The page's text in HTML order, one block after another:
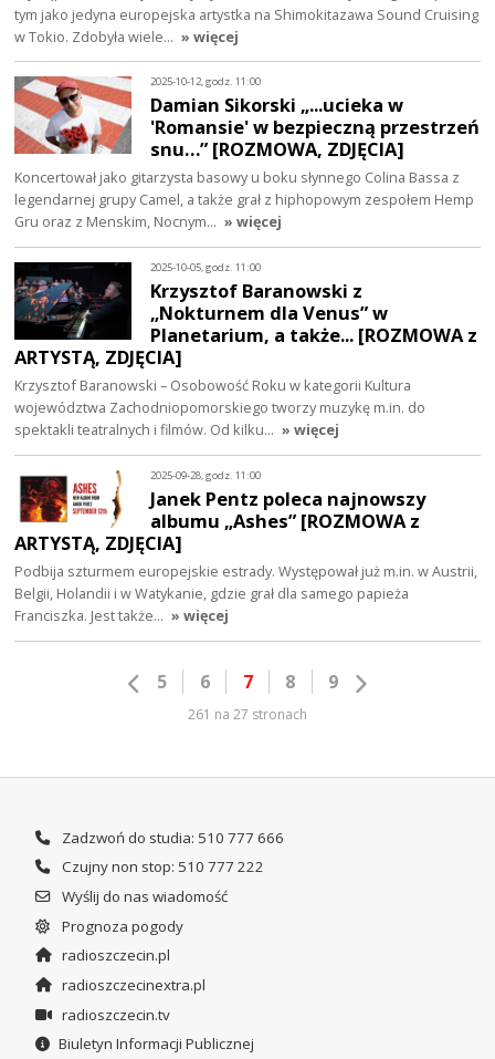
tym jako jedyna europejska artystka na Shimokitazawa Sound Cruising
w Tokio. Zdobyła wiele… » więcej
2025-10-12, godz. 11:00
Damian Sikorski „...ucieka w
'Romansie' w bezpieczną przestrzeń
snu…” [ROZMOWA, ZDJĘCIA]
Koncertował jako gitarzysta basowy u boku słynnego Colina Bassa z
legendarnej grupy Camel, a także grał z hiphopowym zespołem Hemp
Gru oraz z Menskim, Nocnym… » więcej
2025-10-05, godz. 11:00
Krzysztof Baranowski z
„Nokturnem dla Venus” w
Planetarium, a także... [ROZMOWA z
ARTYSTĄ, ZDJĘCIA]
Krzysztof Baranowski – Osobowość Roku w kategorii Kultura
województwa Zachodniopomorskiego tworzy muzykę m.in. do
spektakli teatralnych i filmów. Od kilku… » więcej
2025-09-28, godz. 11:00
Janek Pentz poleca najnowszy
albumu „Ashes” [ROZMOWA z
ARTYSTĄ, ZDJĘCIA]
Podbija szturmem europejskie estrady. Występował już m.in. w Austrii,
Belgii, Holandii i w Watykanie, gdzie grał dla samego papieża
Franciszka. Jest także… » więcej
5 6 7 8 9
261 na 27 stronach
Zadzwoń do studia: 510 777 666
Czujny non stop: 510 777 222
Wyślij do nas wiadomość
Prognoza pogody
radioszczecin.pl
radioszczecinextra.pl
radioszczecin.tv
Biuletyn Informacji Publicznej